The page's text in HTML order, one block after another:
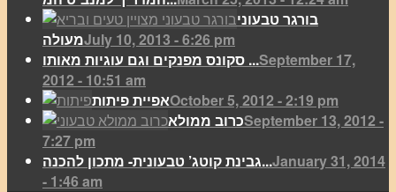
בורגר טבעוני
מעולהJuly 10, 2013 - 6:26 pm
סקונס מפנקים וגם עוגיות מאותו ...September 17,
2012 - 10:51 am
אפיית פיתותOctober 5, 2012 - 2:19 pm
כרוב ממולאSeptember 13, 2012 -
7:27 pm
גבינת קוטג’ טבעונית- מתכון להכנה...January 31, 2014
- 1:46 am